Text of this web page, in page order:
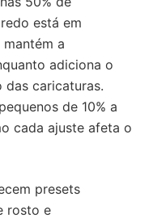
está em
a
adiciona o
caricaturas.
de 10% a
cada ajuste afeta o
presets
rosto e